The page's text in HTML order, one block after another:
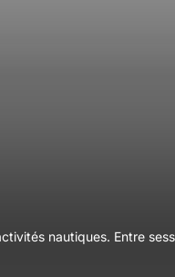
nautiques. Entre